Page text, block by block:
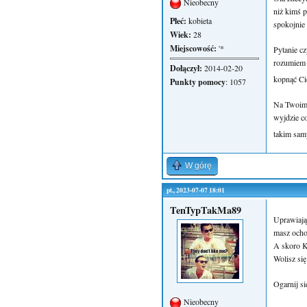
Nieobecny
Płeć: kobieta
Wiek: 28
Miejscowość: '*
Dołączył: 2014-02-20
Punkty pomocy: 1057
niż kimś
spokojnie
Pytanie
kopnąć
Na
wyjdzie
takim
W górę
pt., 2023-07-07 18:01
TenTypTakMa89
Nieobecny
masz
A skoro
Wolisz
Ogarnij